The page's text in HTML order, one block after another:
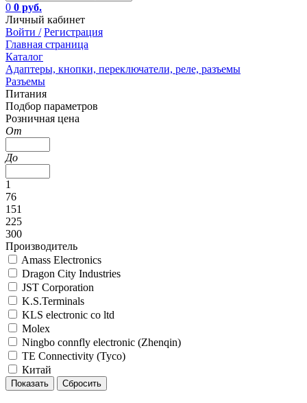
0 0 руб.
Личный кабинет
Войти / Регистрация
Главная страница
Каталог
Адаптеры, кнопки, переключатели, реле, разъемы
Разъемы
Питания
Подбор параметров
Розничная цена
От
До
1
76
151
225
300
Производитель
Amass Electronics
Dragon City Industries
JST Corporation
K.S.Terminals
KLS electronic co ltd
Molex
Ningbo connfly electronic (Zhenqin)
TE Connectivity (Tyco)
Китай